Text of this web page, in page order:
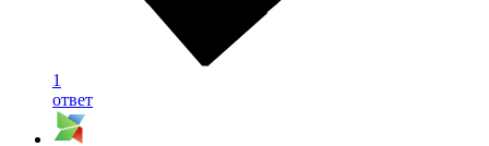
1
ответ